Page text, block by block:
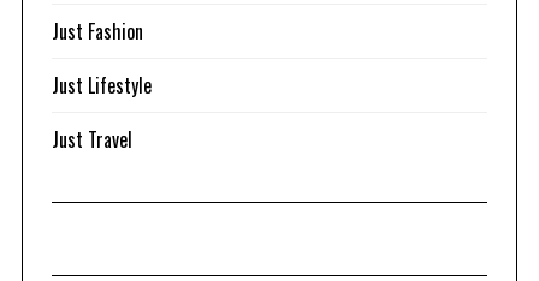
Just Fashion
Just Lifestyle
Just Travel